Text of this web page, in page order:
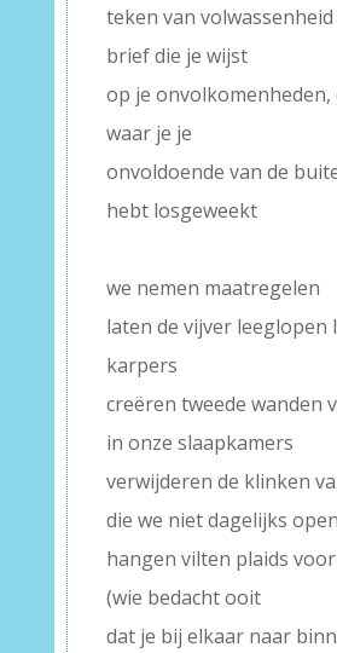
teken van
brief die je wijst
op je onvolkomenheden,
waar je je
onvoldoende van de
hebt losgeweekt
we nemen maatregelen
laten de vijver leeglopen
karpers
creëren tweede wanden
in onze slaapkamers
verwijderen de klinken
die we niet dagelijks
hangen vilten plaids
(wie bedacht ooit
dat je bij elkaar naar